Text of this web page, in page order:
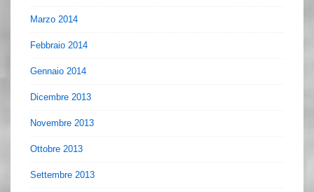
Marzo 2014
Febbraio 2014
Gennaio 2014
Dicembre 2013
Novembre 2013
Ottobre 2013
Settembre 2013